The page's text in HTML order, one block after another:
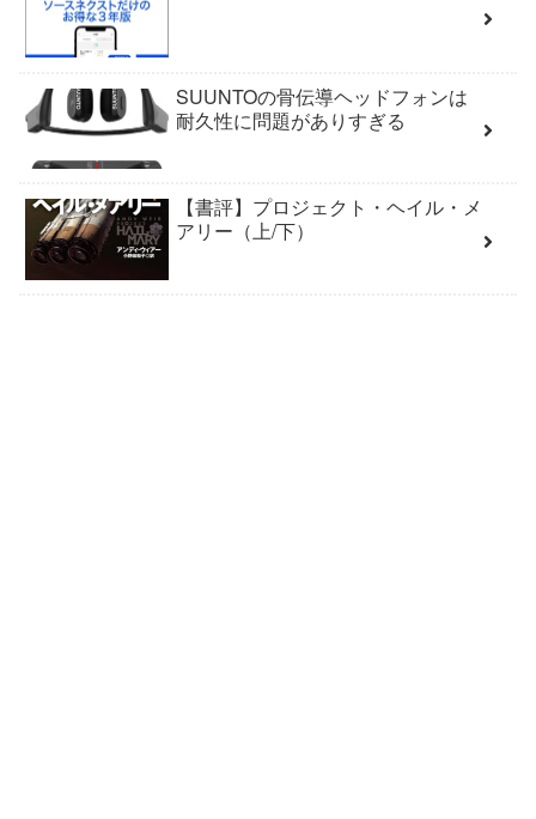
SUUNTOの骨伝導ヘッドフォンは
耐久性に問題がありすぎる
【書評】プロジェクト・ヘイル・メ
アリー（上/下）